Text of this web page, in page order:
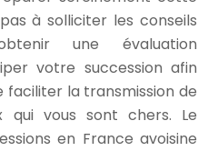
à solliciter les conseils
une évaluation
votre succession afin
faciliter la transmission de
vous sont chers. Le
en France avoisine